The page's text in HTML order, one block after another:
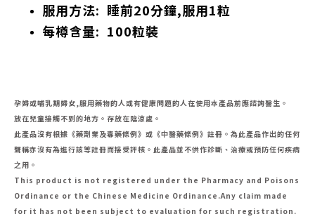
服用方法: 睡前20分鐘,服用1粒
每樽含量: 100粒裝
孕婦或哺乳期婦女,服用藥物的人或有健康問題的人在使用本產品前應諮詢醫生。
放在兒童接觸不到的地方。存放在陰涼處。
此產品沒有根據《藥劑業及毒藥條例》或《中醫藥條例》註冊。為此產品作出的任何
聲稱亦沒有為進行該等註冊而接受評核。此產品並不供作診斷、治療或預防任何疾病
之用。
This product is not registered under the Pharmacy and Poisons
Ordinance or the Chinese Medicine Ordinance.Any claim made
for it has not been subject to evaluation for such registration.